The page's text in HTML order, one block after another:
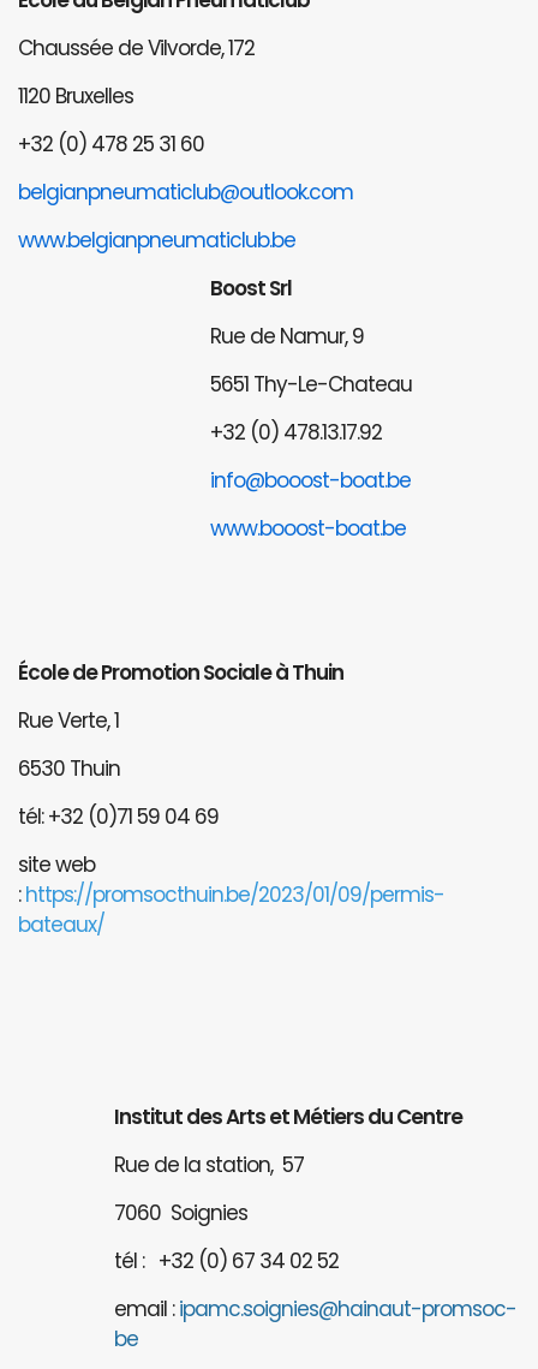
Chaussée de Vilvorde, 172
1120 Bruxelles
+32 (0) 478 25 31 60
belgianpneumaticlub@outlook.com
www.belgianpneumaticlub.be
Boost Srl
Rue de Namur, 9
5651 Thy-Le-Chateau
+32 (0) 478.13.17.92
info@booost-boat.be
www.booost-boat.be
École de Promotion Sociale à Thuin
Rue Verte, 1
6530 Thuin
tél: +32 (0)71 59 04 69
site web
:https://promsocthuin.be/2023/01/09/permis-
bateaux/
Institut des Arts et Métiers du Centre
Rue de la station, 57
7060 Soignies
tél : +32 (0) 67 34 02 52
email :ipamc.soignies@hainaut-promsoc-
be